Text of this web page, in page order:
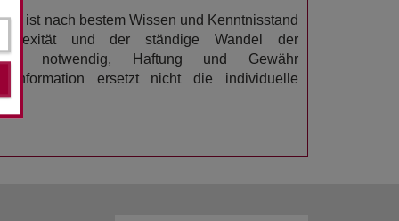
ist nach bestem Wissen und Kenntnisstand
und der ständige Wandel der
es notwendig, Haftung und Gewähr
ersetzt nicht die individuelle